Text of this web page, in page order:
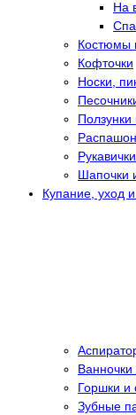
На
Костюмы
Кофточки
Носки,
Шапочки
Купание, уход
Ванночки
Горшки и
Зубные